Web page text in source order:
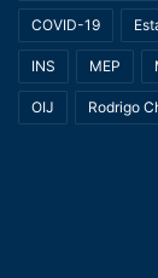
COVID-19
INS MEP
OIJ Rodrigo